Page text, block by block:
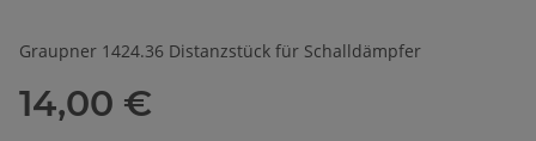
Graupner 1424.36 Distanzstück für Schalldämpfer
14,00 €